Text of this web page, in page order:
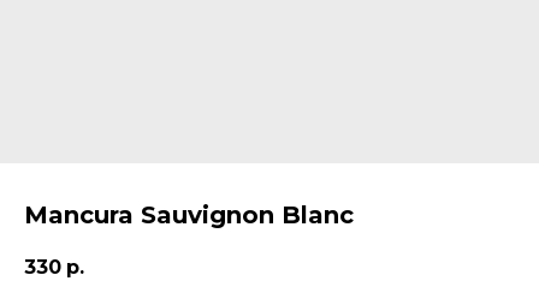
Mancura Sauvignon Blanc
330 р.